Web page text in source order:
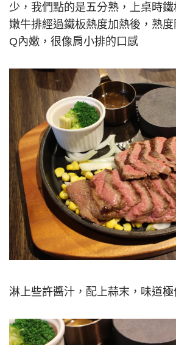
少，我們點的是五分熟，上桌時
嫩牛排經過鐵板熱度加熱後，熟
Q內嫩，很像肩小排的口感
淋上些許醬汁，配上蒜末，味道極